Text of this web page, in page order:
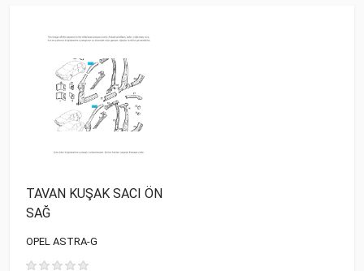
TAVAN KUŞAK SACI ÖN
SAĞ
OPEL ASTRA-G